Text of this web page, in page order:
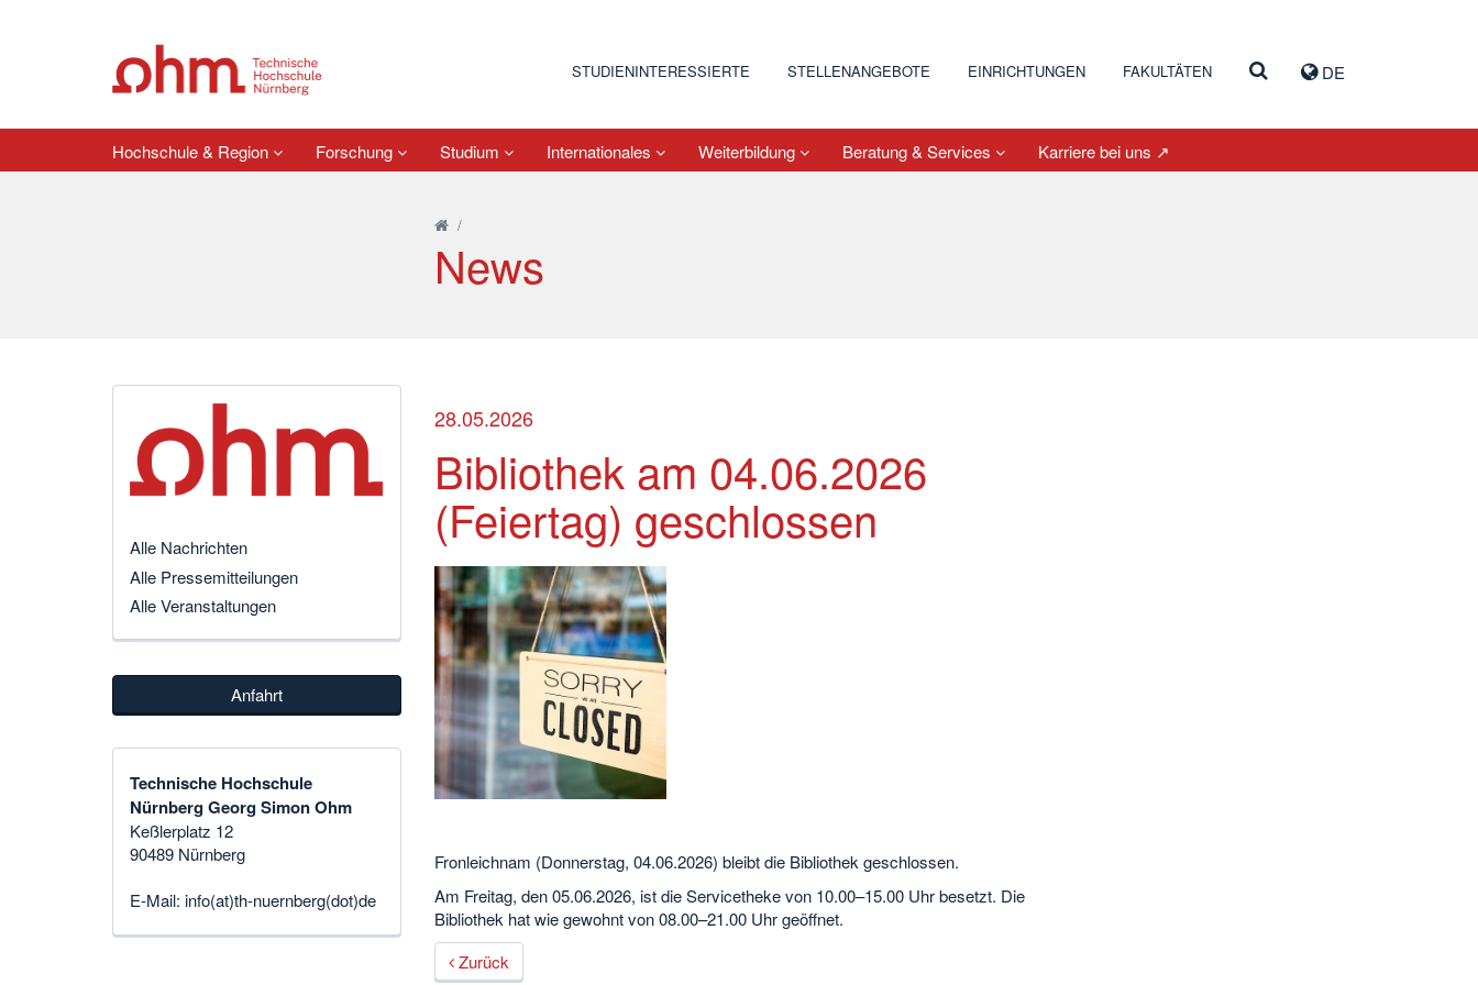
DE
STUDIENINTERESSIERTE STELLENANGEBOTE EINRICHTUNGEN FAKULTÄTEN
Hochschule & Region Forschung Studium Internationales Weiterbildung Beratung & Services Karriere bei uns ↗
/
News
28.05.2026
Bibliothek am 04.06.2026
(Feiertag) geschlossen
Fronleichnam (Donnerstag, 04.06.2026) bleibt die Bibliothek geschlossen.
Am Freitag, den 05.06.2026, ist die Servicetheke von 10.00–15.00 Uhr besetzt. Die
Bibliothek hat wie gewohnt von 08.00–21.00 Uhr geöffnet.
Zurück
Alle Nachrichten
Alle Pressemitteilungen
Alle Veranstaltungen
Anfahrt
Technische Hochschule
Nürnberg Georg Simon Ohm
Keßlerplatz 12
90489 Nürnberg
E-Mail: info(at)th-nuernberg(dot)de